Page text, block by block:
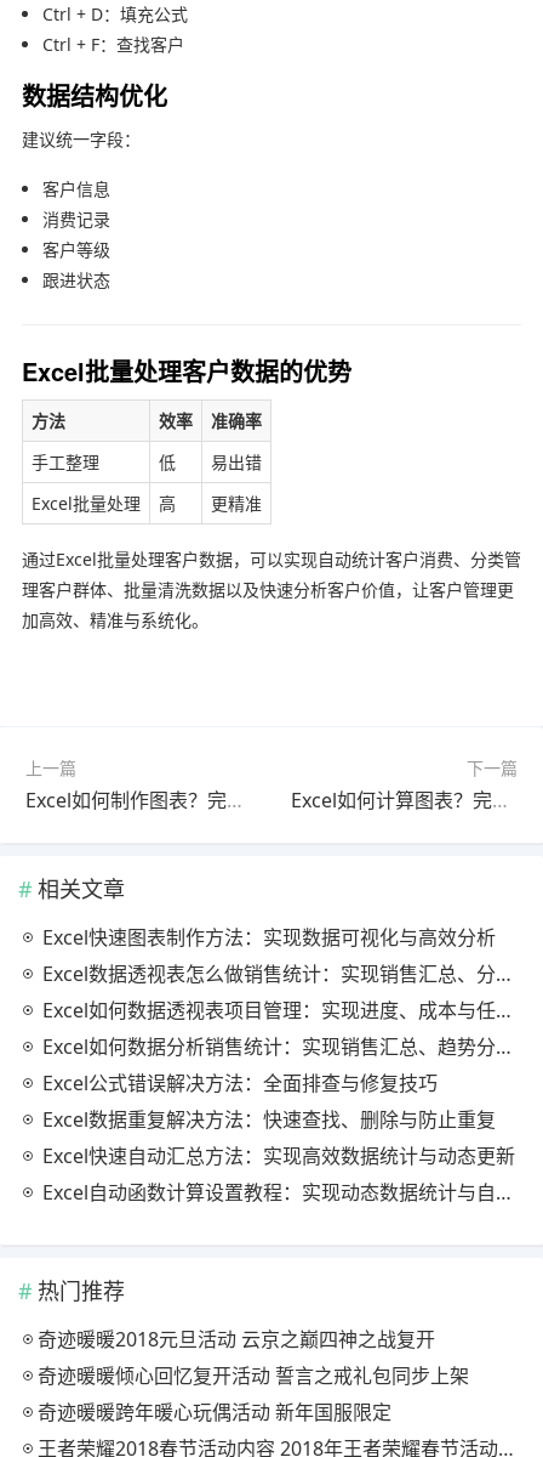
Ctrl + D：填充公式
Ctrl + F：查找客户
数据结构优化
建议统一字段：
客户信息
消费记录
客户等级
跟进状态
Excel批量处理客户数据的优势
方法 效率
准确率
手工整理
低
易出错
Excel批量处理
高 更精准
通过Excel批量处理客户数据，可以实现自动统计客户消费、分类管
理客户群体、批量清洗数据以及快速分析客户价值，让客户管理更
加高效、精准与系统化。
上一篇
Excel如何制作图表？完整操作方法与数据可视化实战教程
下一篇
Excel如何计算图表？完整数据计算与图表联动方法详解
相关文章
Excel快速图表制作方法：实现数据可视化与高效分析
Excel数据透视表怎么做销售统计：实现销售汇总、分析与动态监控
Excel如何数据透视表项目管理：实现进度、成本与任务的高效分析
Excel如何数据分析销售统计：实现销售汇总、趋势分析与业绩优化
Excel公式错误解决方法：全面排查与修复技巧
Excel数据重复解决方法：快速查找、删除与防止重复
Excel快速自动汇总方法：实现高效数据统计与动态更新
Excel自动函数计算设置教程：实现动态数据统计与自动更新
热门推荐
奇迹暖暖2018元旦活动 云京之巅四神之战复开
奇迹暖暖倾心回忆复开活动 誓言之戒礼包同步上架
奇迹暖暖跨年暖心玩偶活动 新年国服限定
王者荣耀2018春节活动内容 2018年王者荣耀春节活动大全